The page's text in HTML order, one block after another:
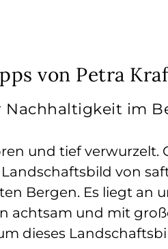
von Petra
Nachhaltigkeit im
und tief
von
Bergen. Es liegt an
achtsam und mit
dieses